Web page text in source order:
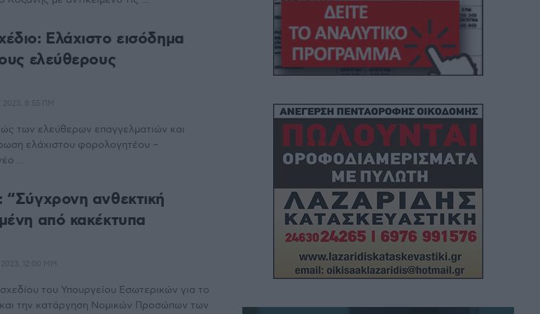
Ελάχιστο εισόδημα
ελεύθερους
8:55 ΠΜ
των ελεύθερων επαγγελματιών και
ελάχιστου φορολογητέου –
...
ανθεκτική
από κακέκτυπα
12:00 ΜΜ
του Υπουργείου Εσωτερικών για το
την κατάργηση Νομικών Προσώπων των